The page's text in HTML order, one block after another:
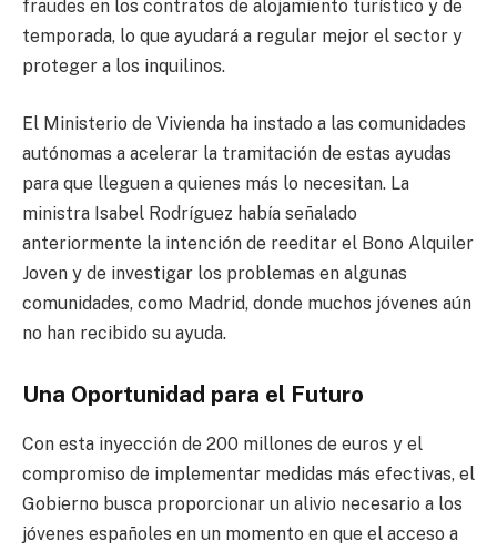
fraudes en los contratos de alojamiento turístico y de
temporada, lo que ayudará a regular mejor el sector y
proteger a los inquilinos.
El Ministerio de Vivienda ha instado a las comunidades
autónomas a acelerar la tramitación de estas ayudas
para que lleguen a quienes más lo necesitan. La
ministra Isabel Rodríguez había señalado
anteriormente la intención de reeditar el Bono Alquiler
Joven y de investigar los problemas en algunas
comunidades, como Madrid, donde muchos jóvenes aún
no han recibido su ayuda.
Una Oportunidad para el Futuro
Con esta inyección de 200 millones de euros y el
compromiso de implementar medidas más efectivas, el
Gobierno busca proporcionar un alivio necesario a los
jóvenes españoles en un momento en que el acceso a